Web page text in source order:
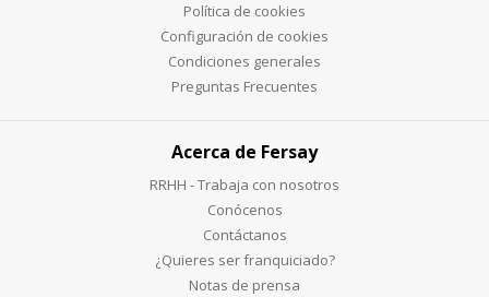
Política de cookies
Configuración de cookies
Condiciones generales
Preguntas Frecuentes
Acerca de Fersay
RRHH - Trabaja con nosotros
Conócenos
Contáctanos
¿Quieres ser franquiciado?
Notas de prensa